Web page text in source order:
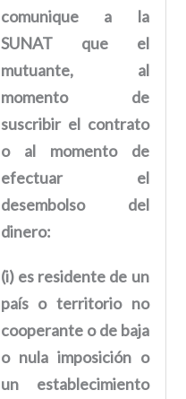
comunique a la
SUNAT que el
mutuante, al
momento de
suscribir el contrato
o al momento de
efectuar el
desembolso del
dinero:
(i) es residente de un
país o territorio no
cooperante o de baja
o nula imposición o
un establecimiento